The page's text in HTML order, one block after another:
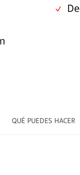
QUÉ PUEDES HACER